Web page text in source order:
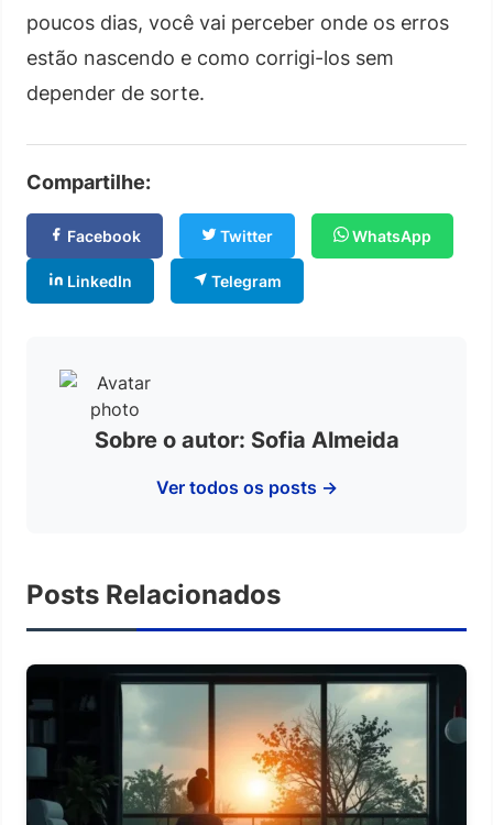
poucos dias, você vai perceber onde os erros
estão nascendo e como corrigi-los sem
depender de sorte.
Compartilhe:
Facebook Twitter WhatsApp
LinkedIn Telegram
Sobre o autor: Sofia Almeida
Ver todos os posts →
Posts Relacionados